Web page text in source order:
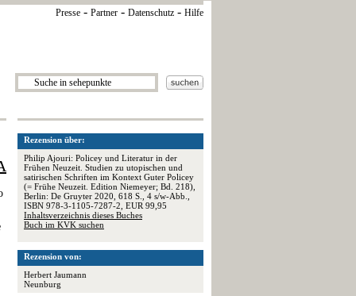
Presse - Partner - Datenschutz - Hilfe
Rezension über:
Philip Ajouri: Policey und Literatur in der
Frühen Neuzeit. Studien zu utopischen und
satirischen Schriften im Kontext Guter Policey
(= Frühe Neuzeit. Edition Niemeyer; Bd. 218),
Berlin: De Gruyter 2020, 618 S., 4 s/w-Abb.,
ISBN 978-3-1105-7287-2, EUR 99,95
Inhaltsverzeichnis dieses Buches
Buch im KVK suchen
Rezension von:
Herbert Jaumann
Neunburg